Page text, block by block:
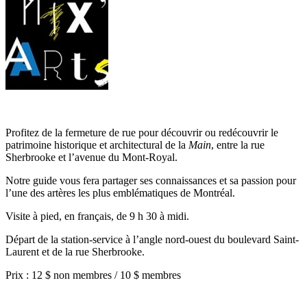
Profitez de la fermeture de rue pour découvrir ou redécouvrir le
patrimoine historique et architectural de la Main, entre la rue
Sherbrooke et l’avenue du Mont-Royal.
Notre guide vous fera partager ses connaissances et sa passion pour
l’une des artères les plus emblématiques de Montréal.
Visite à pied, en français, de 9 h 30 à midi.
Départ de la station-service à l’angle nord-ouest du boulevard Saint-
Laurent et de la rue Sherbrooke.
Prix : 12 $ non membres / 10 $ membres